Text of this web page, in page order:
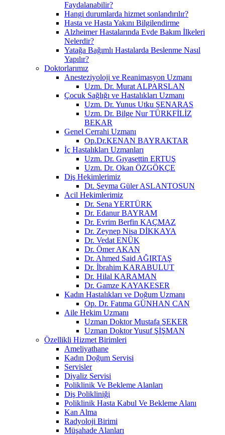
Faydalanabilir?
Hangi durumlarda hizmet sonlandırılır?
Hasta ve Hasta Yakını Bilgilendirme
Alzheimer Hastalarında Evde Bakım İlkeleri
Nelerdir?
Yatağa Bağımlı Hastalarda Beslenme Nasıl
Yapılır?
Doktorlarımız
Anesteziyoloji ve Reanimasyon Uzmanı
Uzm. Dr. Murat ALPARSLAN
Çocuk Sağlığı ve Hastalıkları Uzmanı
Uzm. Dr. Yunus Utku ŞENARAS
Uzm. Dr. Bilge Nur TÜRKFİLİZ
BEKAR
Genel Cerrahi Uzmanı
Op.Dr.KENAN BAYRAKTAR
İç Hastalıkları Uzmanları
Uzm. Dr. Gıyasettin ERTUŞ
Uzm. Dr. Okan ÖZGÖKÇE
Diş Hekimlerimiz
Dt. Şeyma Güler ASLANTOSUN
Acil Hekimlerimiz
Dr. Sena YERTÜRK
Dr. Edanur BAYRAM
Dr. Evrim Berfin KAÇMAZ
Dr. Zeynep Nisa DİKKAYA
Dr. Vedat ENÜK
Dr. Ömer AKAN
Dr. Ahmed Said AĞIRTAŞ
Dr. İbrahim KARABULUT
Dr. Hilal KARAMAN
Dr. Gamze KAYAKESER
Kadın Hastalıkları ve Doğum Uzmanı
Op. Dr. Fatıma GÜNHAN CAN
Aile Hekim Uzmanı
Uzman Doktor Mustafa ŞEKER
Uzman Doktor Yusuf ŞİŞMAN
Özellikli Hizmet Birimleri
Ameliyathane
Kadın Doğum Servisi
Servisler
Diyaliz Servisi
Poliklinik Ve Bekleme Alanları
Diş Polikliniği
Poliklinik Hasta Kabul Ve Bekleme Alanı
Kan Alma
Radyoloji Birimi
Müşahade Alanları